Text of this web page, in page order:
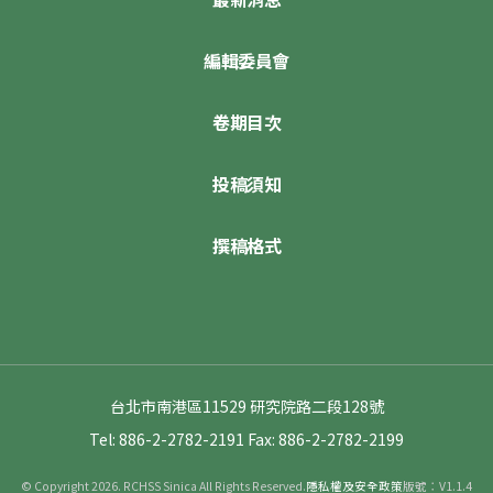
編輯委員會
卷期目次
投稿須知
撰稿格式
台北市南港區11529 研究院路二段128號
Tel: 886-2-2782-2191 Fax: 886-2-2782-2199
© Copyright 2026. RCHSS Sinica All Rights Reserved.隱私權及安全政策版號：V1.1.4